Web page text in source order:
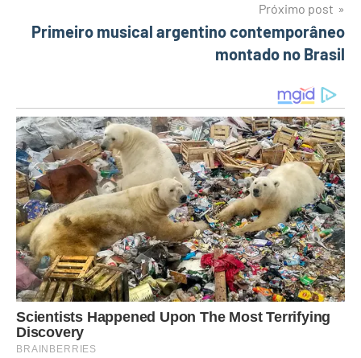
Próximo post
Primeiro musical argentino contemporâneo
montado no Brasil